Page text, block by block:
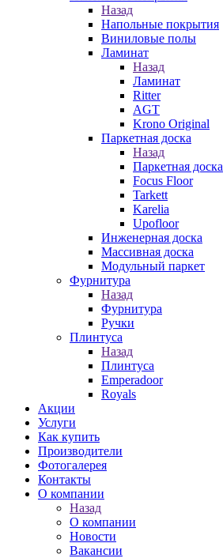
Назад
Напольные покрытия
Виниловые полы
Ламинат
Назад
Ламинат
Ritter
AGT
Krono Original
Паркетная доска
Назад
Паркетная доска
Focus Floor
Tarkett
Karelia
Upofloor
Инженерная доска
Массивная доска
Модульный паркет
Фурнитура
Назад
Фурнитура
Ручки
Плинтуса
Назад
Плинтуса
Emperadoor
Royals
Акции
Услуги
Как купить
Производители
Фотогалерея
Контакты
О компании
Назад
О компании
Новости
Вакансии